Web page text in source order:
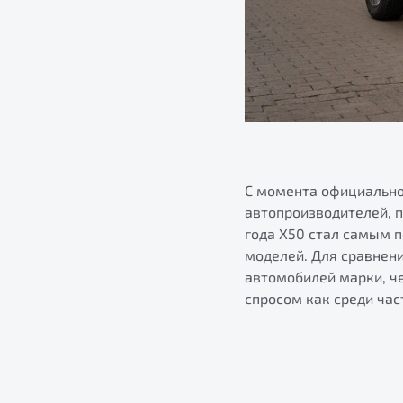
С момента
автопроизводителей,
года X50 стал самым
моделей. Для
автомобилей марки,
спросом как среди